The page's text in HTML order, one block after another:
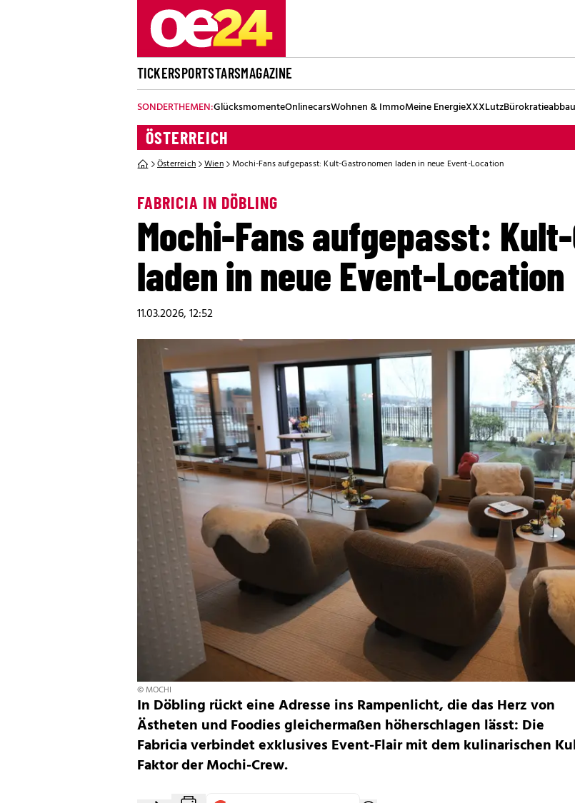
TICKERSPORTSTARSMAGAZINE
SONDERTHEMEN:GlücksmomenteOnlinecarsWohnen & ImmoMeine EnergieXXXLutzBürokratieabbau
ÖSTERREICH
Österreich Wien Mochi-Fans aufgepasst: Kult-Gastronomen laden in neue Event-Location
FABRICIA IN DÖBLING
Mochi-Fans aufgepasst:
laden in neue Event-Location
11.03.2026, 12:52
© MOCHI
In Döbling rückt eine Adresse ins Rampenlicht, die das Herz von
Ästheten und Foodies gleichermaßen höherschlagen lässt: Die
Fabricia verbindet exklusives Event-Flair mit dem kulinarischen
Faktor der Mochi-Crew.